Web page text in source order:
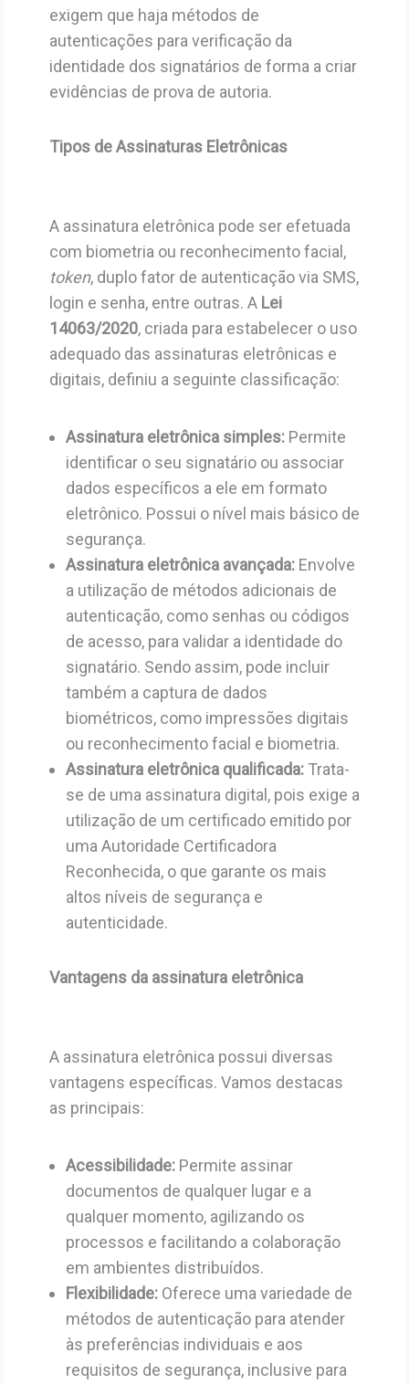
exigem que haja métodos de
autenticações para verificação da
identidade dos signatários de forma a criar
evidências de prova de autoria.
Tipos de Assinaturas Eletrônicas
A assinatura eletrônica pode ser efetuada
com biometria ou reconhecimento facial,
token, duplo fator de autenticação via SMS,
login e senha, entre outras. A Lei
14063/2020, criada para estabelecer o uso
adequado das assinaturas eletrônicas e
digitais, definiu a seguinte classificação:
Assinatura eletrônica simples:Permite
identificar o seu signatário ou associar
dados específicos a ele em formato
eletrônico. Possui o nível mais básico de
segurança.
Assinatura eletrônica avançada:Envolve
a utilização de métodos adicionais de
autenticação, como senhas ou códigos
de acesso, para validar a identidade do
signatário. Sendo assim, pode incluir
também a captura de dados
biométricos, como impressões digitais
ou reconhecimento facial e biometria.
Assinatura eletrônica qualificada:Trata-
se de uma assinatura digital, pois exige a
utilização de um certificado emitido por
uma Autoridade Certificadora
Reconhecida, o que garante os mais
altos níveis de segurança e
autenticidade.
Vantagens da assinatura eletrônica
A assinatura eletrônica possui diversas
vantagens específicas. Vamos destacas
as principais:
Acessibilidade:Permite assinar
documentos de qualquer lugar e a
qualquer momento, agilizando os
processos e facilitando a colaboração
em ambientes distribuídos.
Flexibilidade:Oferece uma variedade de
métodos de autenticação para atender
às preferências individuais e aos
requisitos de segurança, inclusive para